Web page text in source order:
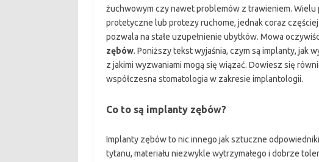
żuchwowym czy nawet problemów z trawieniem.
protetyczne lub protezy ruchome, jednak coraz
pozwala na stałe uzupełnienie ubytków. Mowa
zębów. Poniższy tekst wyjaśnia, czym są implanty, jak
z jakimi wyzwaniami mogą się wiązać. Dowiesz się
współczesna stomatologia w zakresie implantologii.
Co to są implanty zębów?
Implanty zębów to nic innego jak sztuczne
tytanu, materiału niezwykle wytrzymałego i dobrze